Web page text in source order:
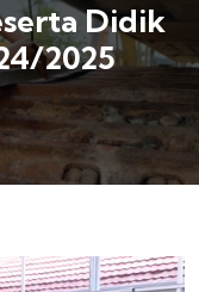
Didik
2025